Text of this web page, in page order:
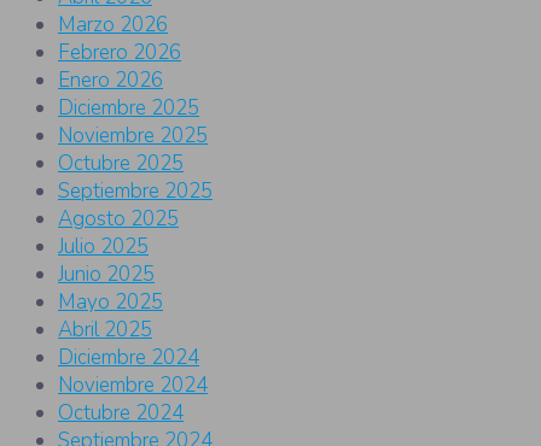
Marzo 2026
Febrero 2026
Enero 2026
Diciembre 2025
Noviembre 2025
Octubre 2025
Septiembre 2025
Agosto 2025
Julio 2025
Junio 2025
Mayo 2025
Abril 2025
Diciembre 2024
Noviembre 2024
Octubre 2024
Septiembre 2024